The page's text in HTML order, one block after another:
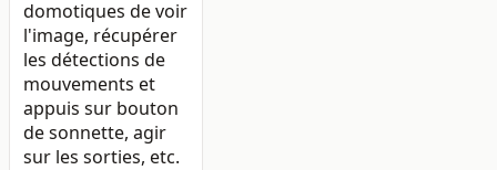
domotiques de voir
l'image, récupérer
les détections de
mouvements et
appuis sur bouton
de sonnette, agir
sur les sorties, etc.